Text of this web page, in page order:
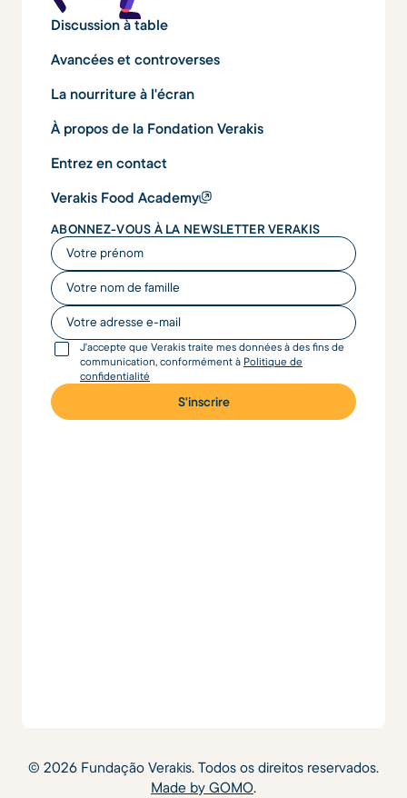
Discussion à table
Avancées et controverses
La nourriture à l'écran
À propos de la Fondation Verakis
Entrez en contact
Verakis Food Academy
ABONNEZ-VOUS À LA NEWSLETTER VERAKIS
Votre prénom
Votre nom de famille
Votre adresse e-mail
J'accepte que Verakis traite mes données à des fins de
communication, conformément à Politique de
confidentialité
© 2026 Fundação Verakis. Todos os direitos reservados.
Made by GOMO.